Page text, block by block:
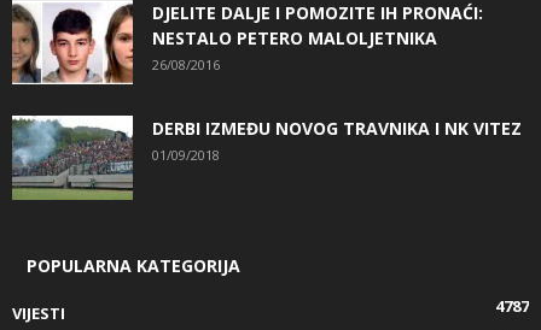
DJELITE DALJE I POMOZITE IH PRONAĆI:
NESTALO PETERO MALOLJETNIKA
26/08/2016
DERBI IZMEĐU NOVOG TRAVNIKA I NK VITEZ
01/09/2018
POPULARNA KATEGORIJA
VIJESTI
4787